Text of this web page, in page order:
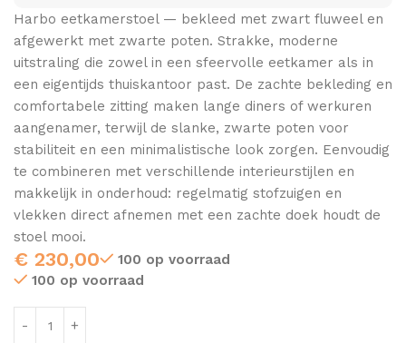
Harbo eetkamerstoel — bekleed met zwart fluweel en
afgewerkt met zwarte poten. Strakke, moderne
uitstraling die zowel in een sfeervolle eetkamer als in
een eigentijds thuiskantoor past. De zachte bekleding en
comfortabele zitting maken lange diners of werkuren
aangenamer, terwijl de slanke, zwarte poten voor
stabiliteit en een minimalistische look zorgen. Eenvoudig
te combineren met verschillende interieurstijlen en
makkelijk in onderhoud: regelmatig stofzuigen en
vlekken direct afnemen met een zachte doek houdt de
stoel mooi.
€ 230,00
100 op voorraad
100 op voorraad